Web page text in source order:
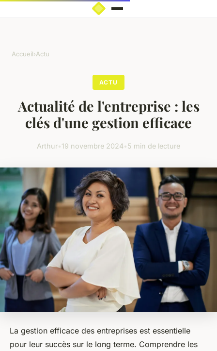
Accueil›Actu
ACTU
Actualité de l'entreprise : les
clés d'une gestion efficace
Arthur•19 novembre 2024•5 min de lecture
La gestion efficace des entreprises est essentielle
pour leur succès sur le long terme. Comprendre les